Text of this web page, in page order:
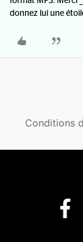
donnez lui une
Conditions